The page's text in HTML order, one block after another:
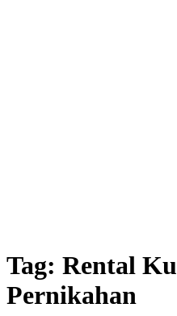
Tag: Rental
Pernikahan